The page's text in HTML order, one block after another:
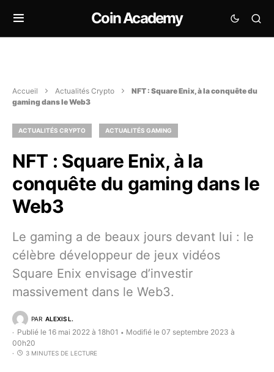
Coin Academy
Accueil Actualités Crypto
NFT : Square Enix, à la conquête du
gaming dans le Web3
ACTUALITÉS CRYPTO ACTUALITÉS GAMING
NFT : Square Enix, à la
conquête du gaming dans le
Web3
Le gaming a de beaux jours devant lui : le
célèbre développeur de jeux vidéos
Square Enix envisage d’investir
massivement dans le Web3.
PAR ALEXIS L.
Publié le 16 mai 2022 à 18h01 • Modifié le 07 septembre 2023 à
00h20
3 MINUTES DE LECTURE